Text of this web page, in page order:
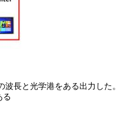
長と光学港をある出力した。
る